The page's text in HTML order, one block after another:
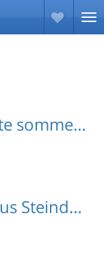
Last minute sommerhuse Steindorf (Salzburg)
Sommerhus Steindorf (Salzburg) med hund